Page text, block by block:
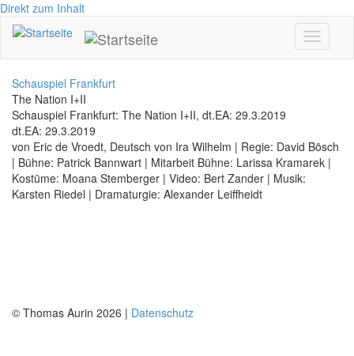
Direkt zum Inhalt
Toggle
Schauspiel Frankfurt
The Nation I+II
Schauspiel Frankfurt: The Nation I+II, dt.EA: 29.3.2019
dt.EA: 29.3.2019
von Eric de Vroedt, Deutsch von Ira Wilhelm | Regie: David Bösch
| Bühne: Patrick Bannwart | Mitarbeit Bühne: Larissa Kramarek |
Kostüme: Moana Stemberger | Video: Bert Zander | Musik:
Karsten Riedel | Dramaturgie: Alexander Leiffheidt
© Thomas Aurin 2026 | Datenschutz